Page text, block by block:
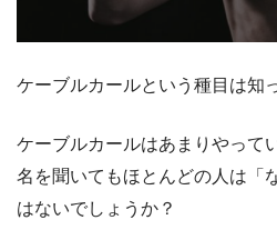
ケーブルカールという種目は知
ケーブルカールはあまりやって
名を聞いてもほとんどの人は「
はないでしょうか？